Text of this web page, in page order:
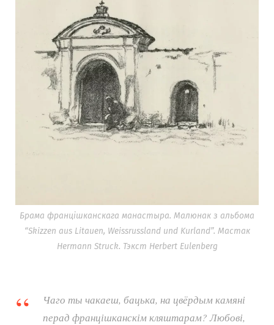
Брама францішканскага манастыра. Малюнак з альбома
“Skizzen aus Litauen, Weissrussland und Kurland”. Мастак
Hermann Struck. Тэкст Herbert Eulenberg
Чаго ты чакаеш, бацька, на цвёрдым камяні
перад францішканскім кляштарам? Любові,